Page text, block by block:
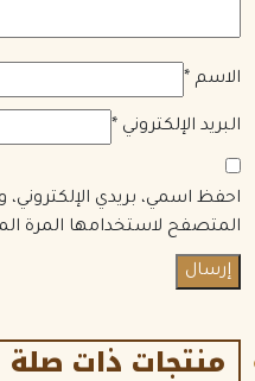
الاسم *
البريد الإلكتروني *
احفظ اسمي، بريدي الإلكتروني،
المتصفح لاستخدامها المرة
منتجات ذات صلة